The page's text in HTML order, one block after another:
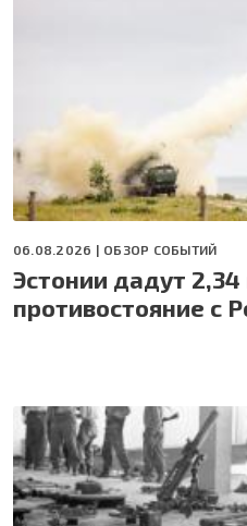
06.08.2026 | ОБЗОР СОБЫТИЙ
Эстонии дадут
противостояние с